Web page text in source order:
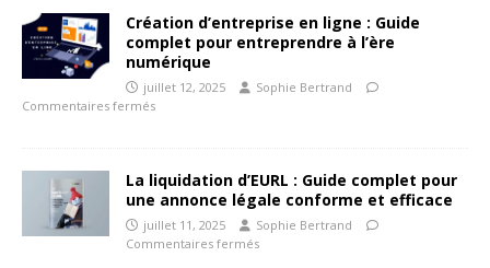
Création d’entreprise en ligne : Guide
complet pour entreprendre à l’ère
numérique
juillet 12, 2025
Sophie Bertrand
Commentaires fermés
La liquidation d’EURL : Guide complet pour
une annonce légale conforme et efficace
juillet 11, 2025
Sophie Bertrand
Commentaires fermés